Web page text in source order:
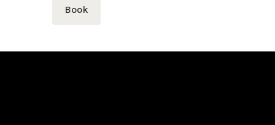
Book